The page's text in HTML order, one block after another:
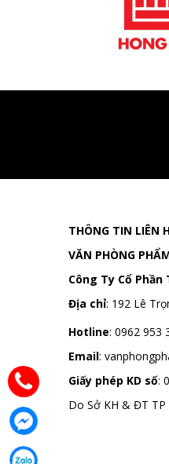
THÔNG TIN LIÊN
VĂN PHÒNG
Công Ty Cổ
Địa chỉ: 192 Lê
Hotline: 0962 953
Email:
Giấy phép KD số:
Do Sở KH & ĐT